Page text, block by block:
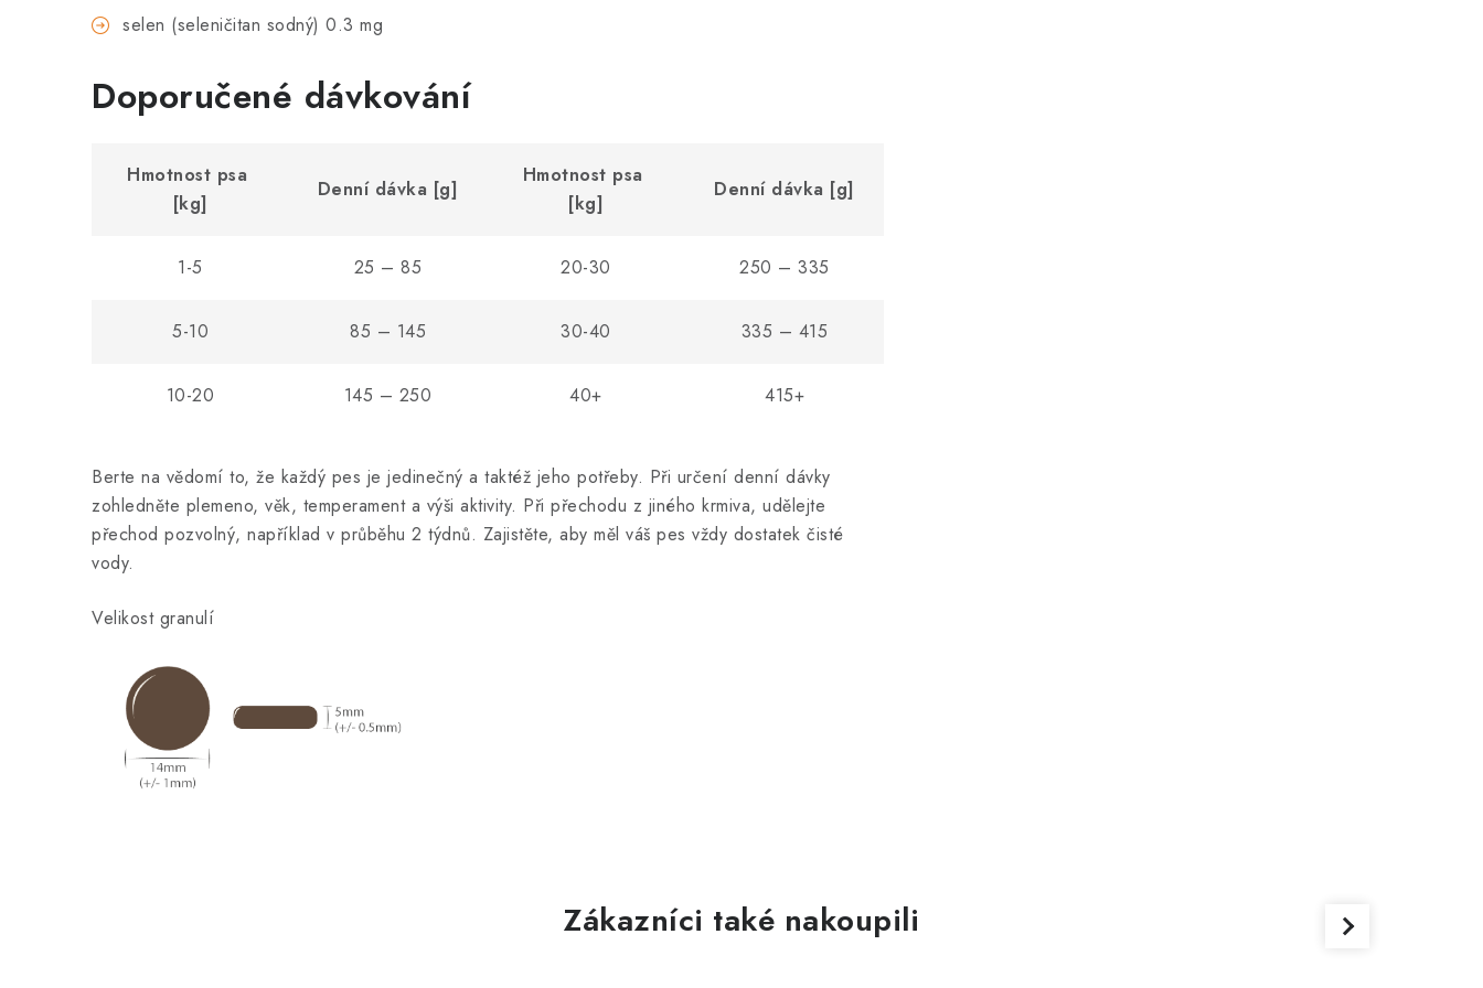
selen (seleničitan sodný) 0.3 mg
Doporučené dávkování
Hmotnost psa
[kg]
Denní dávka [g]
Hmotnost psa
[kg]
Denní dávka [g]
1-5 25 – 85 20-30 250 – 335
5-10 85 – 145 30-40 335 – 415
10-20 145 – 250 40+ 415+
Berte na vědomí to, že každý pes je jedinečný a taktéž jeho potřeby. Při určení denní dávky
zohledněte plemeno, věk, temperament a výši aktivity. Při přechodu z jiného krmiva, udělejte
přechod pozvolný, například v průběhu 2 týdnů. Zajistěte, aby měl váš pes vždy dostatek čisté
vody.
Velikost granulí
Zákazníci také nakoupili